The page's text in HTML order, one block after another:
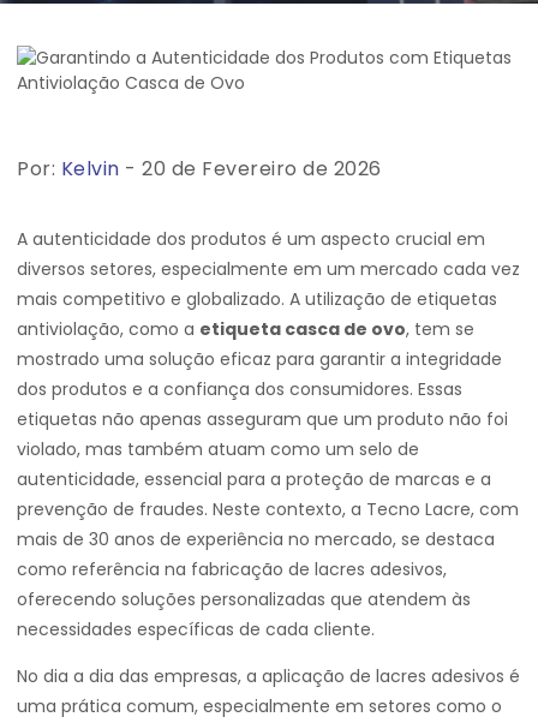
Por: Kelvin - 20 de Fevereiro de 2026
A autenticidade dos produtos é um aspecto crucial em
diversos setores, especialmente em um mercado cada vez
mais competitivo e globalizado. A utilização de etiquetas
antiviolação, como a etiqueta casca de ovo, tem se
mostrado uma solução eficaz para garantir a integridade
dos produtos e a confiança dos consumidores. Essas
etiquetas não apenas asseguram que um produto não foi
violado, mas também atuam como um selo de
autenticidade, essencial para a proteção de marcas e a
prevenção de fraudes. Neste contexto, a Tecno Lacre, com
mais de 30 anos de experiência no mercado, se destaca
como referência na fabricação de lacres adesivos,
oferecendo soluções personalizadas que atendem às
necessidades específicas de cada cliente.
No dia a dia das empresas, a aplicação de lacres adesivos é
uma prática comum, especialmente em setores como o